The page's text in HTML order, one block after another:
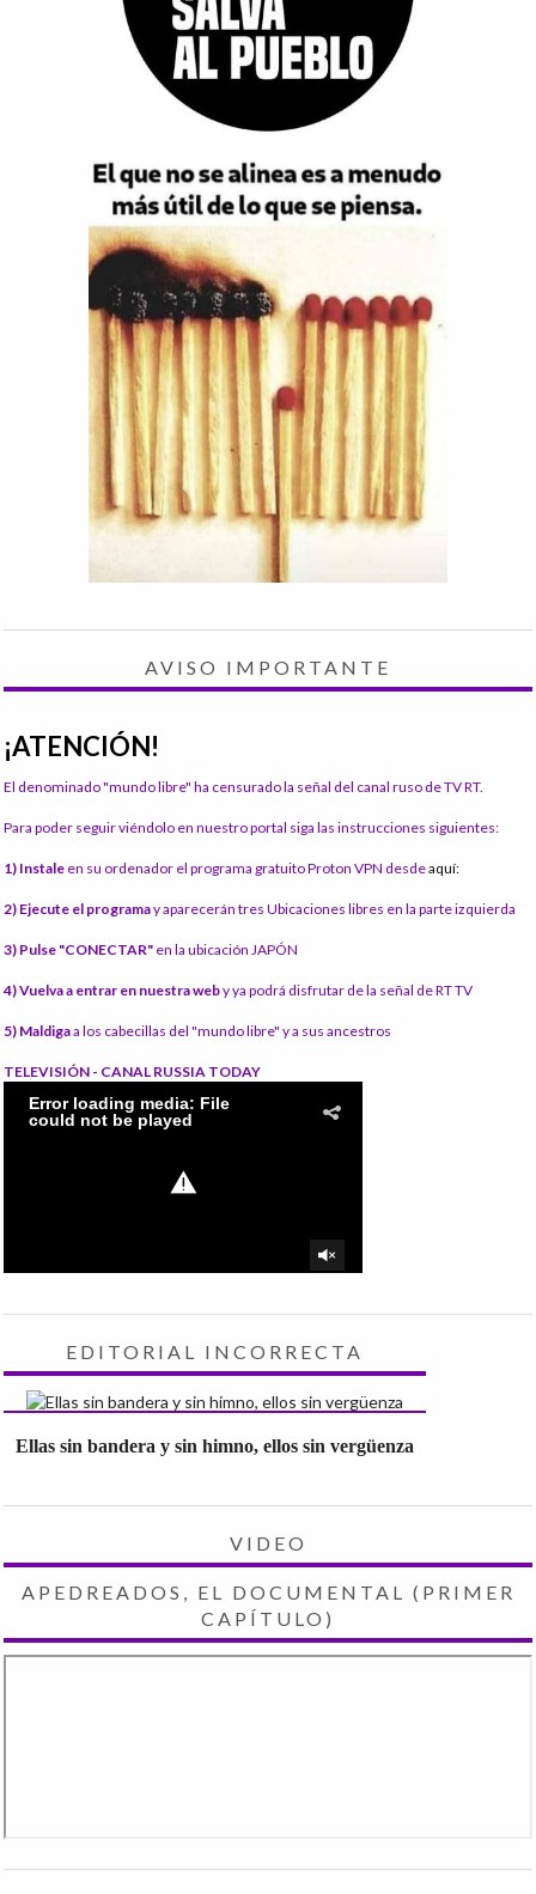
AVISO IMPORTANTE
¡ATENCIÓN!
El denominado "mundo libre" ha censurado la señal del canal ruso de TV RT.
Para poder seguir viéndolo en nuestro portal siga las instrucciones siguientes:
1) Instale en su ordenador el programa gratuito Proton VPN desdeaquí:
2) Ejecute el programay aparecerán tres Ubicaciones libres en la parte izquierda
3) Pulse "CONECTAR" en la ubicación JAPÓN
4) Vuelva a entrar en nuestra weby ya podrá disfrutar de la señal de RT TV
5) Maldigaa los cabecillas del "mundo libre" y a sus ancestros
TELEVISIÓN - CANAL RUSSIA TODAY
EDITORIAL INCORRECTA
Ellas sin bandera y sin himno, ellos sin vergüenza
VIDEO
APEDREADOS, EL DOCUMENTAL (PRIMER
CAPÍTULO)